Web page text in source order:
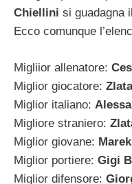
Chiellini si guadagna
Ecco comunque
Migliior allenatore:
Miglior giocatore:
Miglior italiano:
Migliore straniero:
Miglior giovane:
Miglior portiere: Gigi
Miglior difensore: